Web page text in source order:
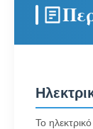
Το